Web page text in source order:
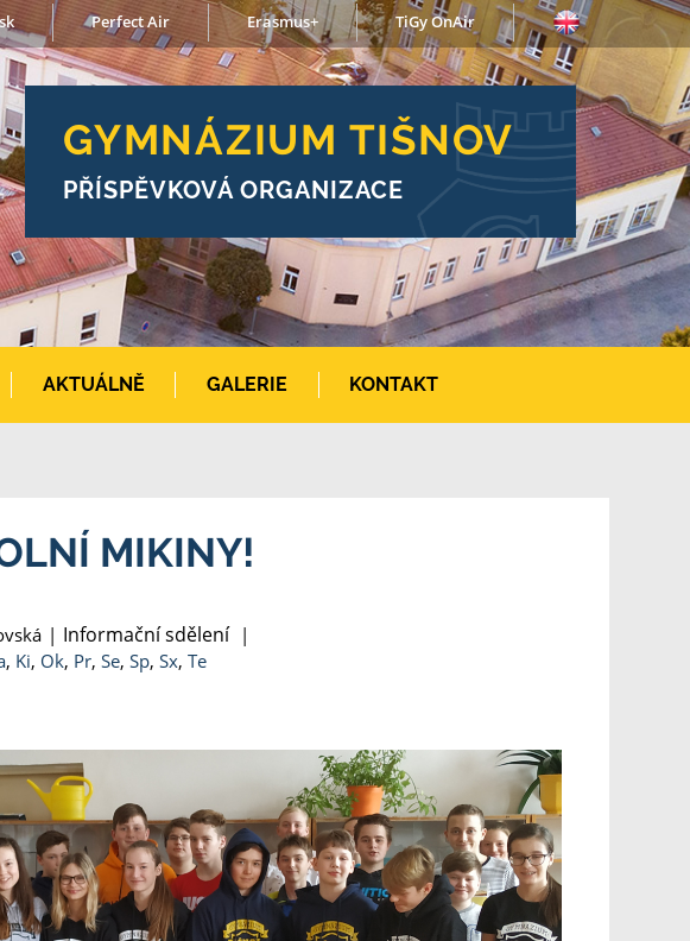
GYMNÁZIUM TIŠNOV
PŘÍSPĚVKOVÁ ORGANIZACE
Perfect Air Erasmus+ TiGy OnAir
AKTUÁLNĚ GALERIE KONTAKT
MIKINY!
| Informační sdělení |
, Ki, Ok, Pr,Se,Sp,Sx,Te